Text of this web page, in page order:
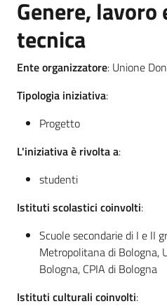
Progetti
Mediateca
Guglielmi
su
Genere,
tecnica
Ente organizzatore: Unione
Tipologia iniziativa:
Progetto
L'iniziativa è rivolta a:
studenti
Istituti scolastici coinvolti:
Scuole secondarie di I e II
Metropolitana di Bologna,
Bologna, CPIA di Bologna
Istituti culturali coinvolti: